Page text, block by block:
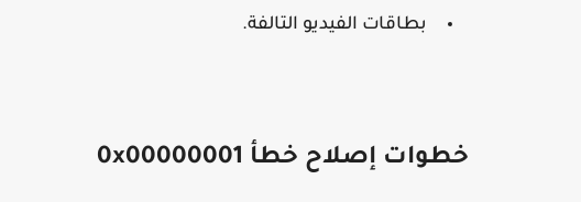
بطاقات الفيديو التالفة.
خطوات إصلاح خطأ 0x00000001